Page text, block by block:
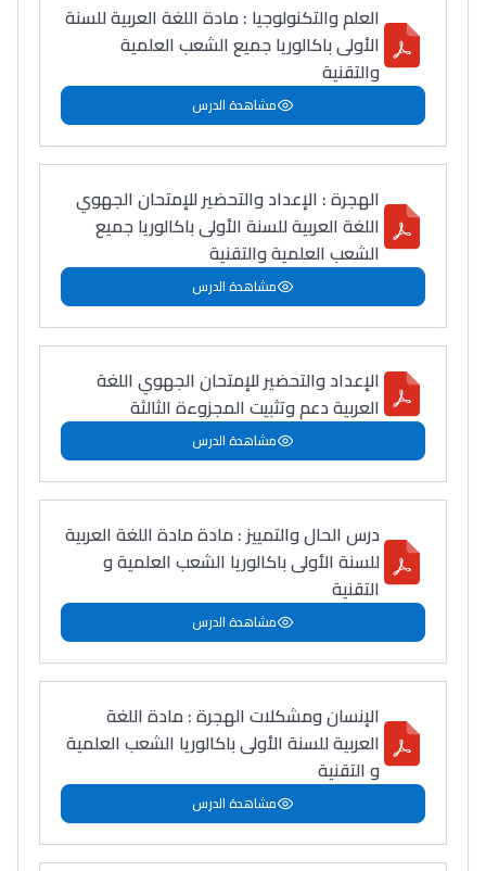
العلم والتكنولوجيا : مادة اللغة العربية للسنة
الأولى باكالوريا جميع الشعب العلمية
والتقنية
مشاهدة الدرس
الهجرة : الإعداد والتحضير للإمتحان الجهوي
اللغة العربية للسنة الأولى باكالوريا جميع
الشعب العلمية والتقنية
مشاهدة الدرس
الإعداد والتحضير للإمتحان الجهوي اللغة
العربية دعم وتثبيت المجزوءة الثالثة
مشاهدة الدرس
درس الحال والتمييز : مادة مادة اللغة العربية
للسنة الأولى باكالوريا الشعب العلمية و
التقنية
مشاهدة الدرس
الإنسان ومشكلات الهجرة : مادة اللغة
العربية للسنة الأولى باكالوريا الشعب العلمية
و التقنية
مشاهدة الدرس